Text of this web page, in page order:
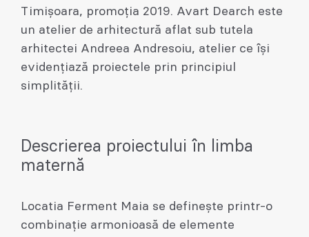
Timișoara, promoția 2019. Avart Dearch este
un atelier de arhitectură aflat sub tutela
arhitectei Andreea Andresoiu, atelier ce își
evidențiază proiectele prin principiul
simplității.
Descrierea proiectului în limba
maternă
Locatia Ferment Maia se definește printr-o
combinație armonioasă de elemente